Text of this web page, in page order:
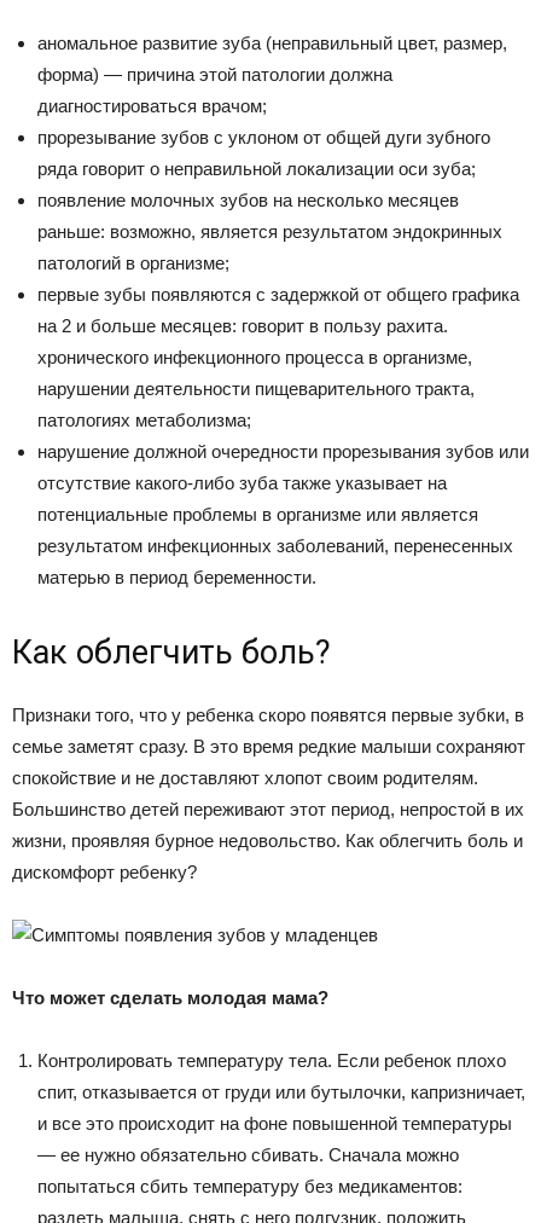
аномальное развитие зуба (неправильный цвет, размер,
форма) — причина этой патологии должна
диагностироваться врачом;
прорезывание зубов с уклоном от общей дуги зубного
ряда говорит о неправильной локализации оси зуба;
появление молочных зубов на несколько месяцев
раньше: возможно, является результатом эндокринных
патологий в организме;
первые зубы появляются с задержкой от общего графика
на 2 и больше месяцев: говорит в пользу рахита.
хронического инфекционного процесса в организме,
нарушении деятельности пищеварительного тракта,
патологиях метаболизма;
нарушение должной очередности прорезывания зубов или
отсутствие какого-либо зуба также указывает на
потенциальные проблемы в организме или является
результатом инфекционных заболеваний, перенесенных
матерью в период беременности.
Как облегчить боль?
Признаки того, что у ребенка скоро появятся первые зубки, в
семье заметят сразу. В это время редкие малыши сохраняют
спокойствие и не доставляют хлопот своим родителям.
Большинство детей переживают этот период, непростой в их
жизни, проявляя бурное недовольство. Как облегчить боль и
дискомфорт ребенку?
Что может сделать молодая мама?
Контролировать температуру тела. Если ребенок плохо
спит, отказывается от груди или бутылочки, капризничает,
и все это происходит на фоне повышенной температуры
— ее нужно обязательно сбивать. Сначала можно
попытаться сбить температуру без медикаментов:
раздеть малыша, снять с него подгузник, положить